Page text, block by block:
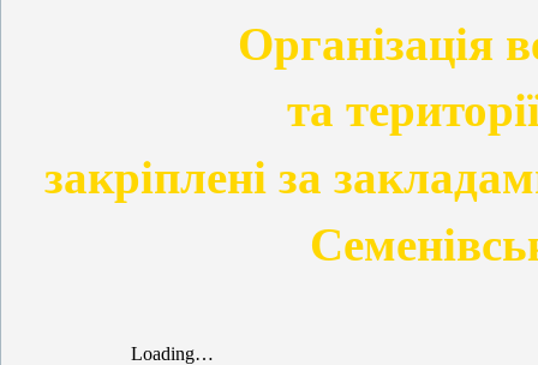
Організація
та
закріплені за